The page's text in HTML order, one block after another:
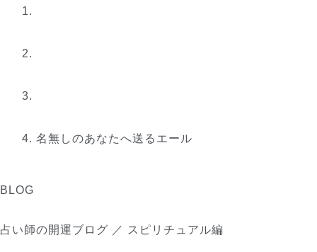
名無しのあなたへ送るエール
BLOG
占い師の開運ブログ ／ スピリチュアル編